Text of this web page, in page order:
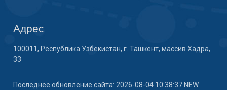
Адрес
100011, Республика Узбекистан, г. Ташкент, массив Хадра,
33
Последнее обновление сайта: 2026-08-04 10:38:37 NEW